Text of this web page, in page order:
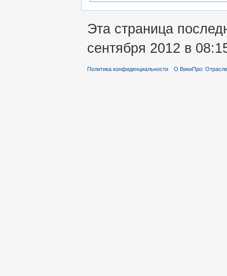
Эта страница
сентября 2012 в
Политика конфиденциальности О ВикиПро: